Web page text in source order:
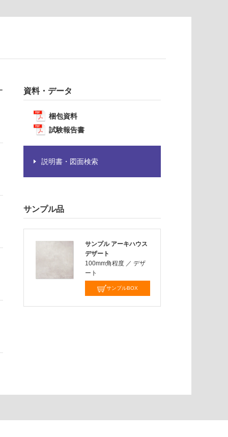
資料・データ
梱包資料
試験報告書
説明書・図面検索
サンプル品
サンプル アーキハウス
デザート
100mm角程度 ／ デザ
ート
サンプルBOX